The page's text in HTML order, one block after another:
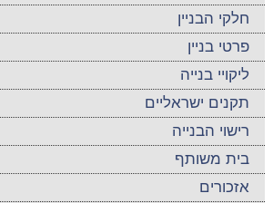
חלקי הבניין
פרטי בניין
ליקויי בנייה
תקנים ישראליים
רישוי הבנייה
בית משותף
אזכורים